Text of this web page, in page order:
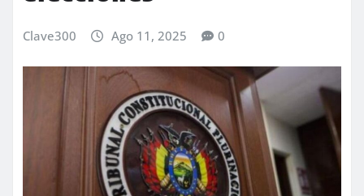
Clave300 Ago 11, 2025 0